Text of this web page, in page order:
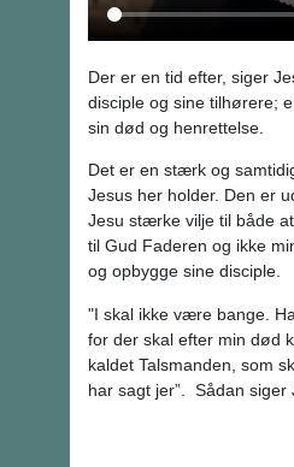
Der er en tid efter, siger
disciple og sine tilhørere;
sin død og henrettelse.
Det er en stærk og
Jesus her holder. Den er
Jesu stærke vilje til både
til Gud Faderen og ikke
og opbygge sine disciple.
"I skal ikke være bange.
for der skal efter min død
kaldet Talsmanden, som
har sagt jer”. Sådan siger